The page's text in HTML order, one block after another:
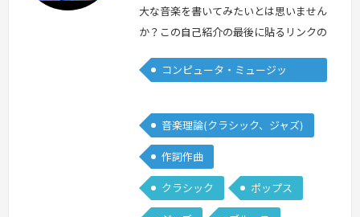
大な音楽を書いてみたいとは思いません
か？この自己紹介の最後に貼るリンクの
たのではなく、すべてパソコンの打ち込
アメリカと映画音楽を中心に勉強してき
ました。音楽理論、和声、オーケストレ
ーション、DTMの打ち込みなど劇伴作
曲に関わるすべてをみっちりと勉強して
きました。日本では主にクラシックをベ
コンピュータ・ミュージッ
音楽理論(クラシック、ジャズ)
作詞作曲
クラシック ポップス